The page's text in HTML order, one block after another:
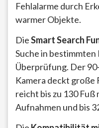
Fehlalarme durch
warmer Objekte.
DieSmart Search
Suche in
Überprüfung. Der
Kamera deckt große
reicht bis zu 130
Aufnahmen und bis